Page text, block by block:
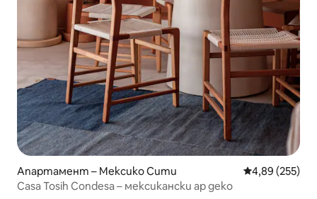
Апартамент – Мексико Сити Средна
4,89 (255)
Casa Tosih Condesa – мексикански ар деко